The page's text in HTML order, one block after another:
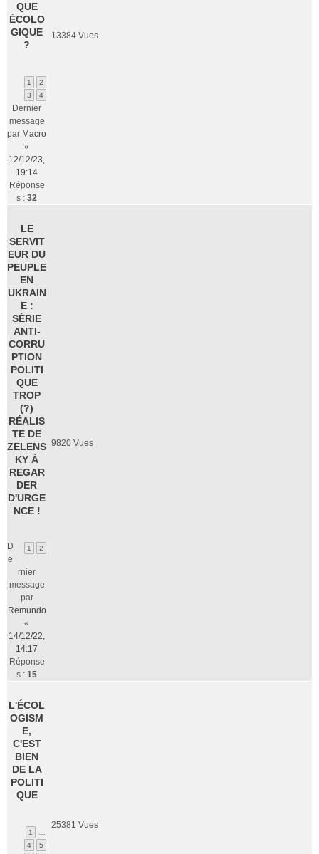
QUE
ÉCOLO
GIQUE
?
1
2
3
4
Dernier
message
par Macro
«
12/12/23,
19:14
Réponse
s : 32
13384 Vues
LE
SERVIT
EUR DU
PEUPLE
EN
UKRAIN
E :
SÉRIE
ANTI-
CORRU
PTION
POLITI
QUE
TROP
(?)
RÉALIS
TE DE
ZELENS
KY À
REGAR
DER
D'URGE
NCE !
1 2
D
e
rnier
message
par
Remundo
«
14/12/22,
14:17
Réponse
s : 15
9820 Vues
L'ÉCOL
OGISM
E,
C'EST
BIEN
DE LA
POLITI
QUE
1
4
5
25381 Vues